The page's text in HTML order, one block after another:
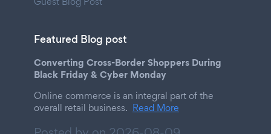
Featured Blog post
Converting Cross-Border Shoppers During
Black Friday & Cyber Monday
Online commerce is an integral part of the
overall retail business. Read More